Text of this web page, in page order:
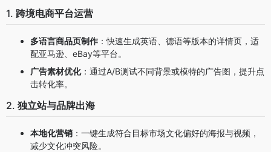
1. 跨境电商平台运营
多语言商品页制作 ：快速生成英语、德语等版本的详情页，适
配亚马逊、eBay等平台。
广告素材优化：通过A/B测试不同背景或模特的广告图，提升点
击转化率。
2. 独立站与品牌出海
本地化营销 ：一键生成符合目标市场文化偏好的海报与视频，
减少文化冲突风险。